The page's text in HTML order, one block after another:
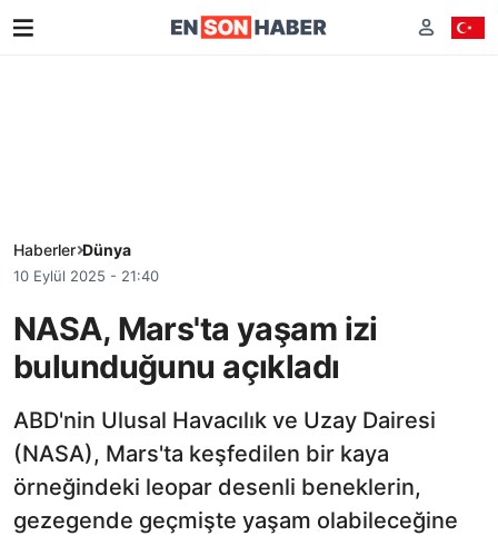
Haberler Dünya
10 Eylül 2025 - 21:40
NASA, Mars'ta yaşam izi
bulunduğunu açıkladı
ABD'nin Ulusal Havacılık ve Uzay Dairesi
(NASA), Mars'ta keşfedilen bir kaya
örneğindeki leopar desenli beneklerin,
gezegende geçmişte yaşam olabileceğine